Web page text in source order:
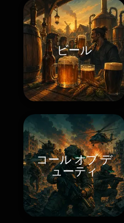
ビール
コール オブ デ
ューティ